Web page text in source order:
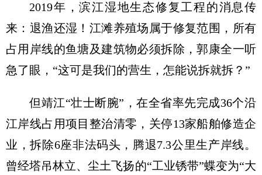
2019年，滨江湿地生态修复工程的消息传
来：退渔还湿！江滩养殖场属于修复范围，所有
占用岸线的鱼塘及建筑物必须拆除，郭康全一听
急了眼，“这可是我们的营生，怎能说拆就拆？”
但靖江“壮士断腕”，在全省率先完成36个沿
江岸线占用项目整治清零，关停13家船舶修造企
业，拆除6座非法码头，腾退7.3公里生产岸线。
曾经塔吊林立、尘土飞扬的“工业锈带”蝶变为“大